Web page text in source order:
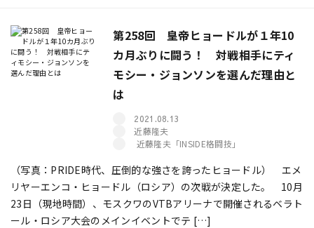
第258回 皇帝ヒョードルが１年10
カ月ぶりに闘う！ 対戦相手にティ
モシー・ジョンソンを選んだ理由と
は
2021.08.13
近藤隆夫
近藤隆夫「INSIDE格闘技」
（写真：PRIDE時代、圧倒的な強さを誇ったヒョードル） エメ
リヤーエンコ・ヒョードル（ロシア）の次戦が決定した。 10月
23日（現地時間）、モスクワのVTBアリーナで開催されるベラト
ール・ロシア大会のメインイベントでテ […]